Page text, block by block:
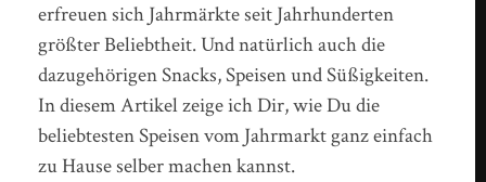
erfreuen sich Jahrmärkte seit Jahrhunderten
größter Beliebtheit. Und natürlich auch die
dazugehörigen Snacks, Speisen und Süßigkeiten.
In diesem Artikel zeige ich Dir, wie Du die
beliebtesten Speisen vom Jahrmarkt ganz einfach
zu Hause selber machen kannst.